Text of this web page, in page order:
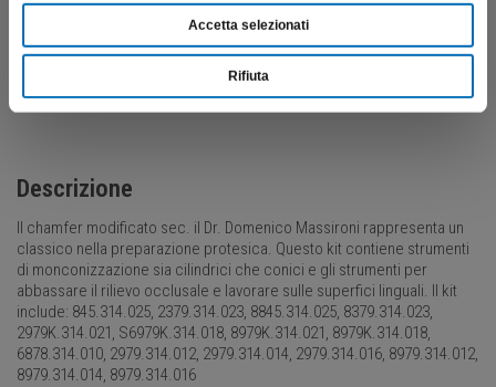
Accetta selezionati
Rifiuta
Descrizione
Il chamfer modificato sec. il Dr. Domenico Massironi rappresenta un
classico nella preparazione protesica. Questo kit contiene strumenti
di monconizzazione sia cilindrici che conici e gli strumenti per
abbassare il rilievo occlusale e lavorare sulle superfici linguali. Il kit
include: 845.314.025, 2379.314.023, 8845.314.025, 8379.314.023,
2979K.314.021, S6979K.314.018, 8979K.314.021, 8979K.314.018,
6878.314.010, 2979.314.012, 2979.314.014, 2979.314.016, 8979.314.012,
8979.314.014, 8979.314.016